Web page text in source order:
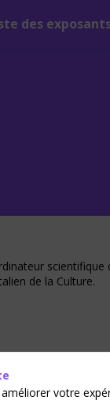
des
de la Culture.
votre